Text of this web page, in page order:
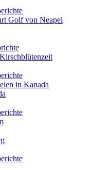
Golf von Neapel
in Kanada